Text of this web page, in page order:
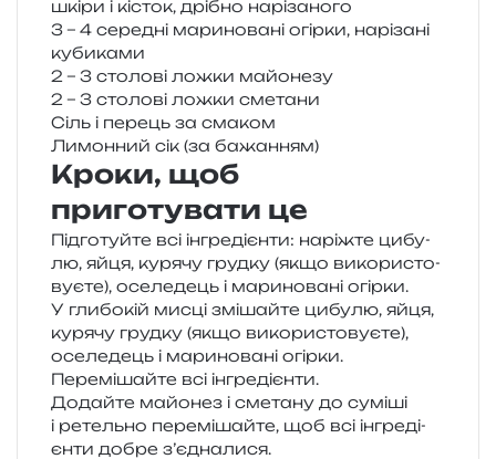
шкіри і кісток, дрі­бно нарізаного
3 – 4 сере­дні мари­но­ва­ні огір­ки, нарі­за­ні
кубиками
2 – 3 сто­ло­ві ложки майонезу
2 – 3 сто­ло­ві ложки сметани
Сіль і перець за смаком
Лимонний сік (за бажанням)
Кроки, щоб
приготувати це
Підготуйте всі інгре­ді­єн­ти: наріж­те цибу­
лю, яйця, куря­чу груд­ку (якщо вико­ри­сто­
ву­є­те), осе­ле­дець і мари­но­ва­ні огірки.
У гли­бо­кій мисці змі­шай­те цибу­лю, яйця,
куря­чу груд­ку (якщо вико­ри­сто­ву­є­те),
осе­ле­дець і мари­но­ва­ні огір­ки.
Перемішайте всі інгредієнти.
Додайте майо­нез і сме­та­ну до сумі­ші
і ретель­но пере­мі­шай­те, щоб всі інгре­ді­
єн­ти добре з’єдналися.